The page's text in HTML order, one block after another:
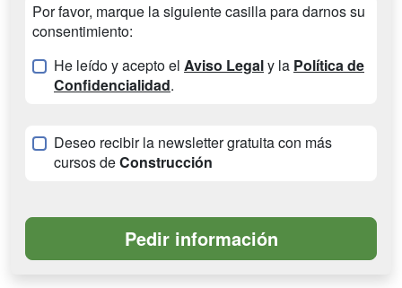
Por favor, marque la siguiente casilla para darnos su
consentimiento:
He leído y acepto el Aviso Legaly la Política de
Confidencialidad.
Deseo recibir la newsletter gratuita con más
cursos deConstrucción